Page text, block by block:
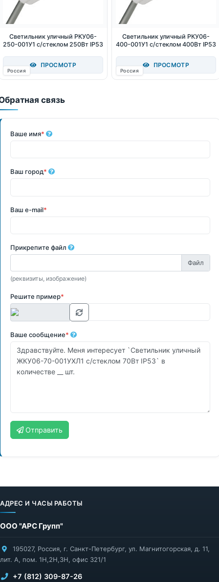
Светильник уличный РКУ06-
250-001У1 с/стеклом 250Вт IP53
ПРОСМОТР
Россия
Светильник уличный РКУ06-
400-001У1 с/стеклом 400Вт IP53
ПРОСМОТР
Россия
связь
Ваше имя*
Ваш город*
Ваш e-mail*
Прикрепите файл
(реквизиты, изображение)
Решите пример*
Ваше сообщение*
Отправить
АДРЕС И ЧАСЫ РАБОТЫ
ООО "АРС Групп"
195027, Россия, г. Санкт-Петербург, ул. Магнитогорская, д. 11,
лит. А, пом. 1Н,2Н,3Н, офис 321/1
+7 (812) 309-87-26